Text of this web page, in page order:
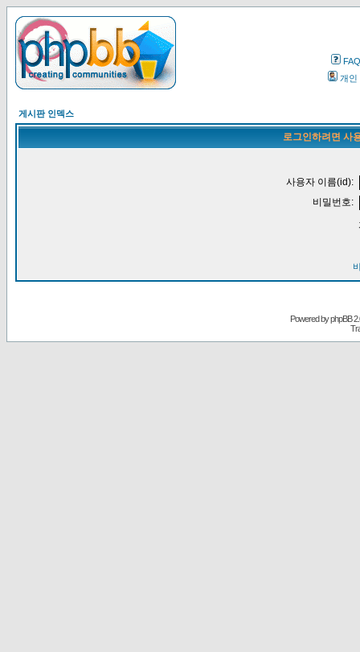
FAQ
개인
게시판 인덱스
로그인하려면 사
사용자 이름(id):
비밀번호:
Powered byphpBB